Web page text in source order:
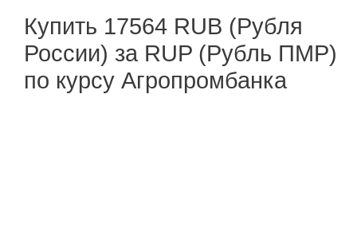
Купить 17564 RUB (Рубля
России) за RUP (Рубль ПМР)
по курсу Агропромбанка